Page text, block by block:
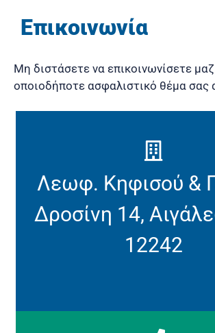
Επικοινωνία
Μη διστάσετε να επικοινωνίσετε
οποιοδήποτε ασφαλιστικό θέμα σας
Λεωφ. Κηφισού &
Δροσίνη 14,
12242